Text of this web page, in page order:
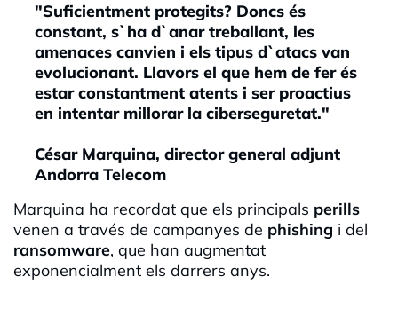
"Suficientment protegits? Doncs és
constant, s`ha d`anar treballant, les
amenaces canvien i els tipus d`atacs van
evolucionant. Llavors el que hem de fer és
estar constantment atents i ser proactius
en intentar millorar la ciberseguretat."
César Marquina, director general adjunt
Andorra Telecom
Marquina ha recordat que els principals perills
venen a través de campanyes de phishing i del
ransomware, que han augmentat
exponencialment els darrers anys.